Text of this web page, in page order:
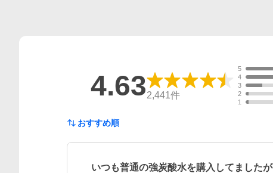
4.632,441件
5
4
3
2
1
おすすめ順
いつも普通の強炭酸水を購入してました